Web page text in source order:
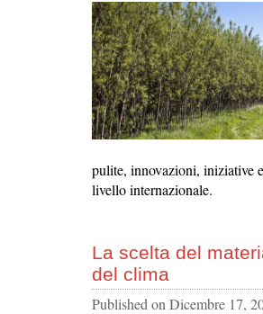
pulite, innovazioni, iniziative
livello internazionale.
La scelta del
del clima
Published on Dicembre 17,